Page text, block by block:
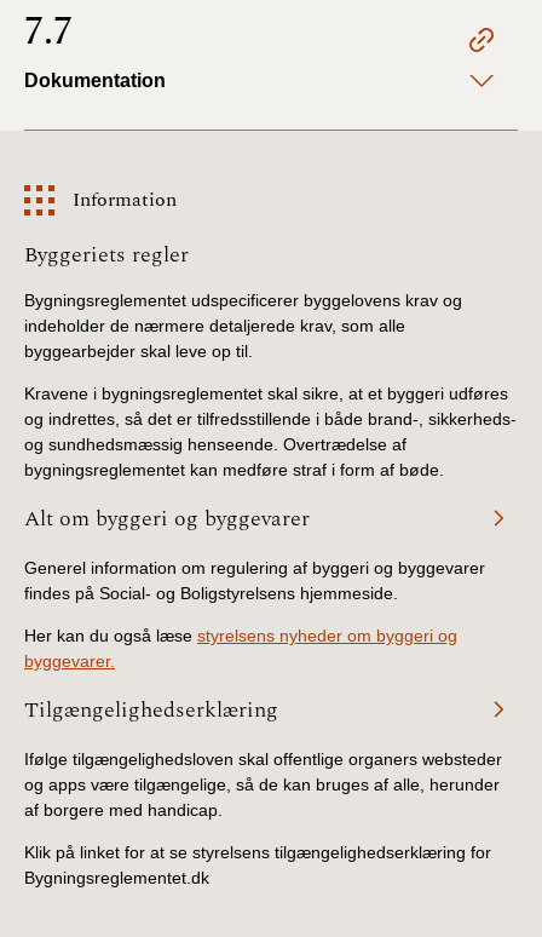
7.7
Dokumentation
Information
Information
Byggeriets regler
Bygningsreglementet udspecificerer byggelovens krav og
indeholder de nærmere detaljerede krav, som alle
byggearbejder skal leve op til.
Kravene i bygningsreglementet skal sikre, at et byggeri udføres
og indrettes, så det er tilfredsstillende i både brand-, sikkerheds-
og sundhedsmæssig henseende. Overtrædelse af
bygningsreglementet kan medføre straf i form af bøde.
Alt om byggeri og byggevarer
Generel information om regulering af byggeri og byggevarer
findes på Social- og Boligstyrelsens hjemmeside.
Her kan du også læse styrelsens nyheder om byggeri og
byggevarer.
Tilgængelighedserklæring
Ifølge tilgængelighedsloven skal offentlige organers websteder
og apps være tilgængelige, så de kan bruges af alle, herunder
af borgere med handicap.
Klik på linket for at se styrelsens tilgængelighedserklæring for
Bygningsreglementet.dk